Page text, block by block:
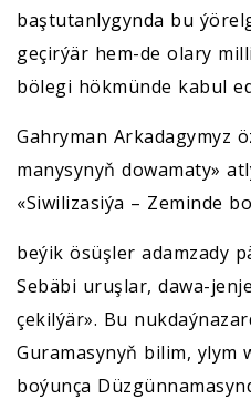
baştutanlygynda bu
geçirýär hem-de olary
bölegi hökmünde kabul
Gahryman Arkadagymyz
manysynyň dowamaty»
«Siwilizasiýa – Zeminde
beýik ösüşler adamzady
Sebäbi uruşlar, dawa-
çekilýär». Bu
Guramasynyň bilim, ylym
boýunça